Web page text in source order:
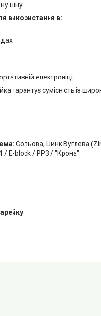
ціну.
використання в:
електроніці.
гарантує сумісність із
Сольова, Цинк Вуглева
/ E-block / PP3 / "Крона"